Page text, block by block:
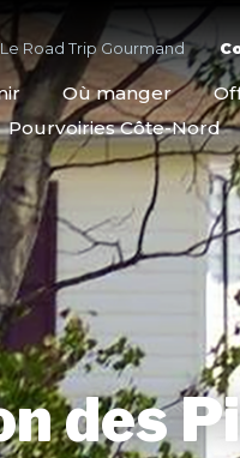
Le Road Trip Gourmand
Où manger
Pourvoiries Côte-Nord
des